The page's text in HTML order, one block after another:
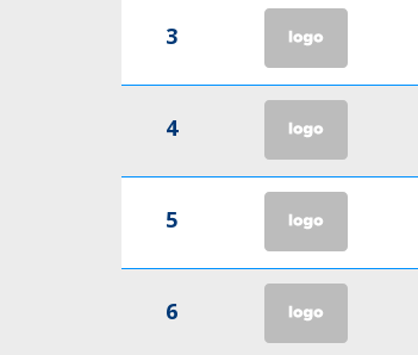
3
4
5
6